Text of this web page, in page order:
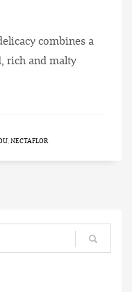
combines a
rich and malty
,NECTAFLOR